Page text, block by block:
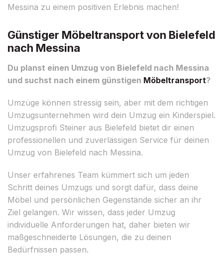
Messina zu einem positiven Erlebnis machen!
Günstiger Möbeltransport von Bielefeld
nach Messina
Du planst einen Umzug von Bielefeld nach Messina
und suchst nach einem günstigen Möbeltransport?
Umzüge können stressig sein, aber mit dem richtigen
Umzugsunternehmen wird dein Umzug ein Kinderspiel.
Umzugsprofi Steiner aus Bielefeld bietet dir einen
professionellen und zuverlässigen Service für deinen
Umzug von Bielefeld nach Messina.
Unser erfahrenes Team kümmert sich um jeden
Schritt deines Umzugs und sorgt dafür, dass deine
Möbel und persönlichen Gegenstände sicher an ihr
Ziel gelangen. Wir wissen, dass jeder Umzug
individuelle Anforderungen hat, daher bieten wir
maßgeschneiderte Lösungen, die zu deinen
Bedürfnissen passen.